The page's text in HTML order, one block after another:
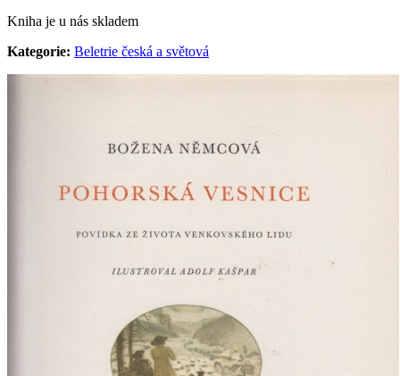
Kniha je u nás skladem
Kategorie: Beletrie česká a světová